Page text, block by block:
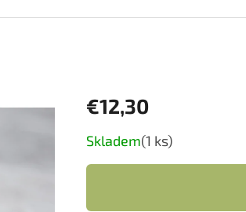
€12,30
Jednotková
cena:
Skladem(1 ks)